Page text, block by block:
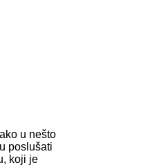
u nešto
poslušati
koji je